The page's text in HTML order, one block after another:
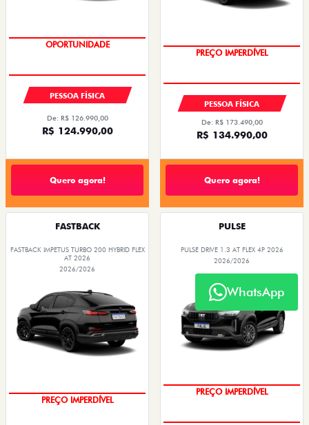
PESSOA FÍSICA
De: R$ 126.990,00
R$ 124.990,00
Quero agora!
PESSOA FÍSICA
De: R$ 173.490,00
R$ 134.990,00
Quero agora!
FASTBACK
FASTBACK IMPETUS TURBO 200 HYBRID FLEX
AT 2026
2026/2026
PULSE
PULSE DRIVE 1.3 AT FLEX 4P 2026
2026/2026
O SUV AUTOMÁTICO MAIS
WhatsApp